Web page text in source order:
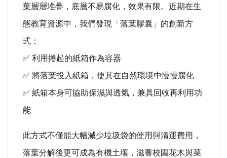
葉層層堆疊，底層不易腐化，效果有限。近期在生
態教育資源中，我們發現「落葉膠囊」的創新方
式：
✅ 利用捲起的紙箱作為容器
✅ 將落葉投入紙箱，使其在自然環境中慢慢腐化
✅ 紙箱本身可協助保濕與透氣，兼具回收再利用功
能
此方式不僅能大幅減少垃圾袋的使用與清運費用，
落葉分解後更可成為有機土壤，滋養校園花木與菜